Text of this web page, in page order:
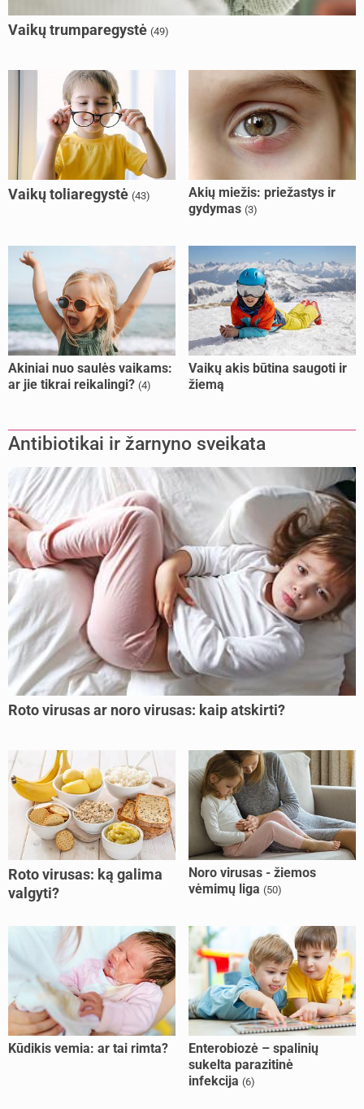
Vaikų trumparegystė (49)
Vaikų toliaregystė (43)
Akių miežis: priežastys ir
gydymas (3)
Akiniai nuo saulės vaikams:
ar jie tikrai reikalingi? (4)
Vaikų akis būtina saugoti ir
žiemą
Antibiotikai ir žarnyno sveikata
Roto virusas ar noro virusas: kaip atskirti?
Roto virusas: ką galima
valgyti?
Noro virusas - žiemos
vėmimų liga (50)
Kūdikis vemia: ar tai rimta?
Enterobiozė – spalinių
sukelta parazitinė
infekcija (6)